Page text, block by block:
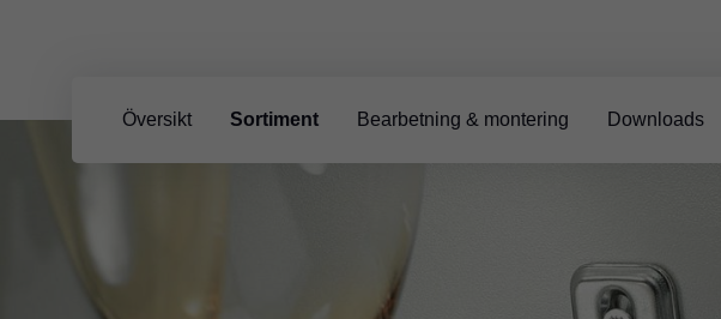
Översikt Sortiment Bearbetning & montering Downloads